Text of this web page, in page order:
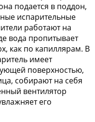
подается в поддон,
испарительные
работают на
вода пропитывает
как по капиллярам. В
имеет
поверхностью,
собирают на себя
вентилятор
его